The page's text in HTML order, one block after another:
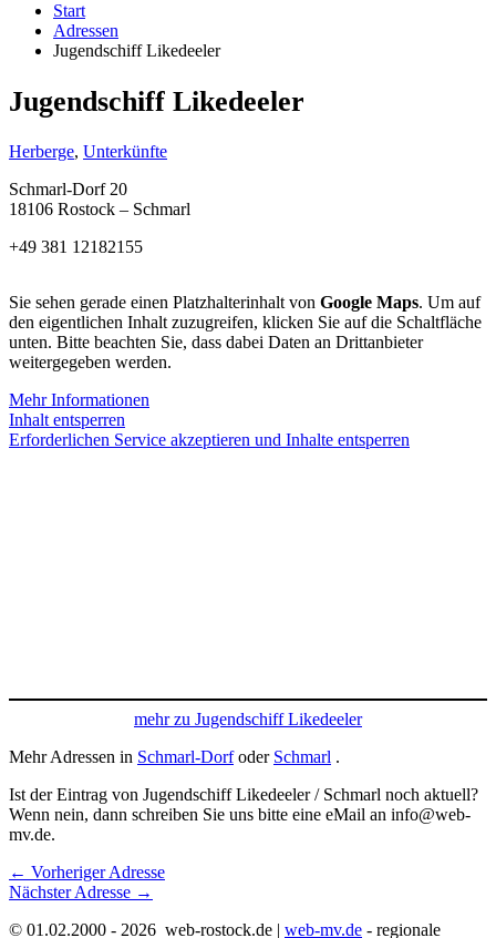
Start
Adressen
Jugendschiff Likedeeler
Jugendschiff Likedeeler
Herberge, Unterkünfte
Schmarl-Dorf 20
18106 Rostock – Schmarl
+49 381 12182155
Sie sehen gerade einen Platzhalterinhalt von Google Maps. Um auf
den eigentlichen Inhalt zuzugreifen, klicken Sie auf die Schaltfläche
unten. Bitte beachten Sie, dass dabei Daten an Drittanbieter
weitergegeben werden.
Mehr Informationen
Inhalt entsperren
Erforderlichen Service akzeptieren und Inhalte entsperren
mehr zu Jugendschiff Likedeeler
Mehr Adressen in Schmarl-Dorfoder Schmarl .
Ist der Eintrag von Jugendschiff Likedeeler / Schmarl noch aktuell?
Wenn nein, dann schreiben Sie uns bitte eine eMail an info@web-
mv.de.
← Vorheriger Adresse
Nächster Adresse →
© 01.02.2000 - 2026 web-rostock.de | web-mv.de - regionale